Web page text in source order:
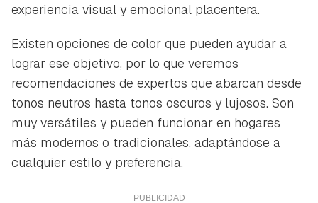
experiencia visual y emocional placentera.
Existen opciones de color que pueden ayudar a
lograr ese objetivo, por lo que veremos
recomendaciones de expertos que abarcan desde
tonos neutros hasta tonos oscuros y lujosos. Son
muy versátiles y pueden funcionar en hogares
más modernos o tradicionales, adaptándose a
cualquier estilo y preferencia.